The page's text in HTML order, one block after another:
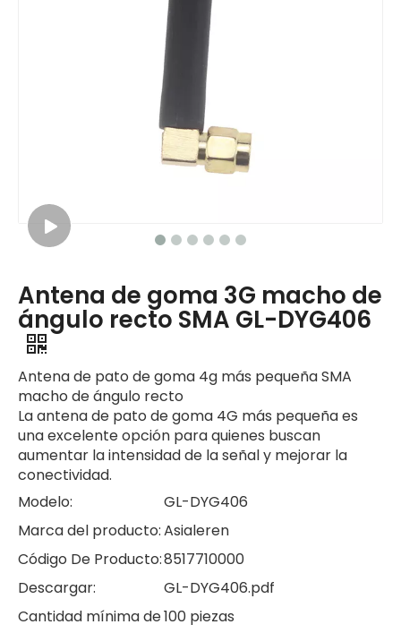
Antena de goma 3G macho de
ángulo recto SMA GL-DYG406
Antena de pato de goma 4g más pequeña SMA
macho de ángulo recto
La antena de pato de goma 4G más pequeña es
una excelente opción para quienes buscan
aumentar la intensidad de la señal y mejorar la
conectividad.
Modelo:
GL-DYG406
Marca del producto:Asialeren
Código De Producto:8517710000
Descargar:
GL-DYG406.pdf
Cantidad mínima de100 piezas